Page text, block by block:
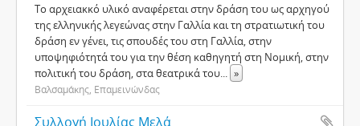
Το αρχειακκό υλικό αναφέρεται στην δράση του ως αρχηγού
της ελληνικής λεγεώνας στην Γαλλία και τη στρατιωτική του
δράση εν γένει, τις σπουδές του στη Γαλλία, στην
υποψηφιότητά του για την θέση καθηγητή στη Νομική, στην
πολιτική του δράση, στα θεατρικά του... »
Βαλσαμάκης, Επαμεινώνδας
Συλλογή Ιουλίας Μελά